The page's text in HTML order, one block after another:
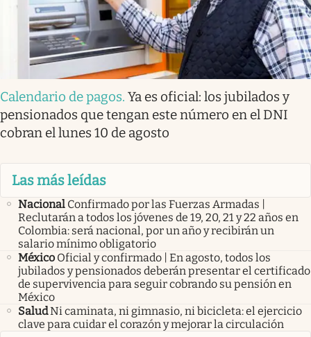
Calendario de pagos. Ya es oficial: los jubilados y
pensionados que tengan este número en el DNI
cobran el lunes 10 de agosto
Las más leídas
Nacional Confirmado por las Fuerzas Armadas |
Reclutarán a todos los jóvenes de 19, 20, 21 y 22 años en
Colombia: será nacional, por un año y recibirán un
salario mínimo obligatorio
México Oficial y confirmado | En agosto, todos los
jubilados y pensionados deberán presentar el certificado
de supervivencia para seguir cobrando su pensión en
México
SaludNi caminata, ni gimnasio, ni bicicleta: el ejercicio
clave para cuidar el corazón y mejorar la circulación